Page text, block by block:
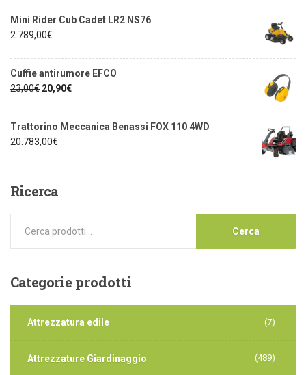
Mini Rider Cub Cadet LR2 NS76
2.789,00€
Cuffie antirumore EFCO
23,00€ 20,90€
Trattorino Meccanica Benassi FOX 110 4WD
20.783,00€
Ricerca
Cerca
Categorieprodotti
Attrezzatura edile (7)
Attrezzature Giardinaggio (489)